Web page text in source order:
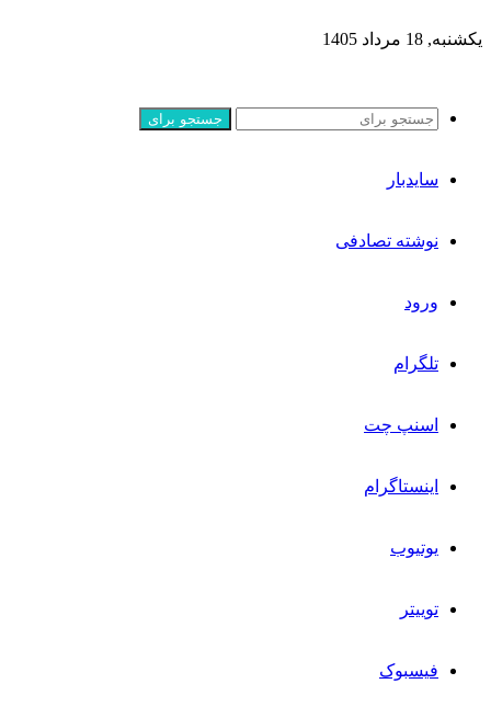
یکشنبه, 18 مرداد 1405
جستجو برای
سایدبار
نوشته تصادفی
ورود
تلگرام
اسنپ چت
اینستاگرام
یوتیوب
توییتر
فیسبوک